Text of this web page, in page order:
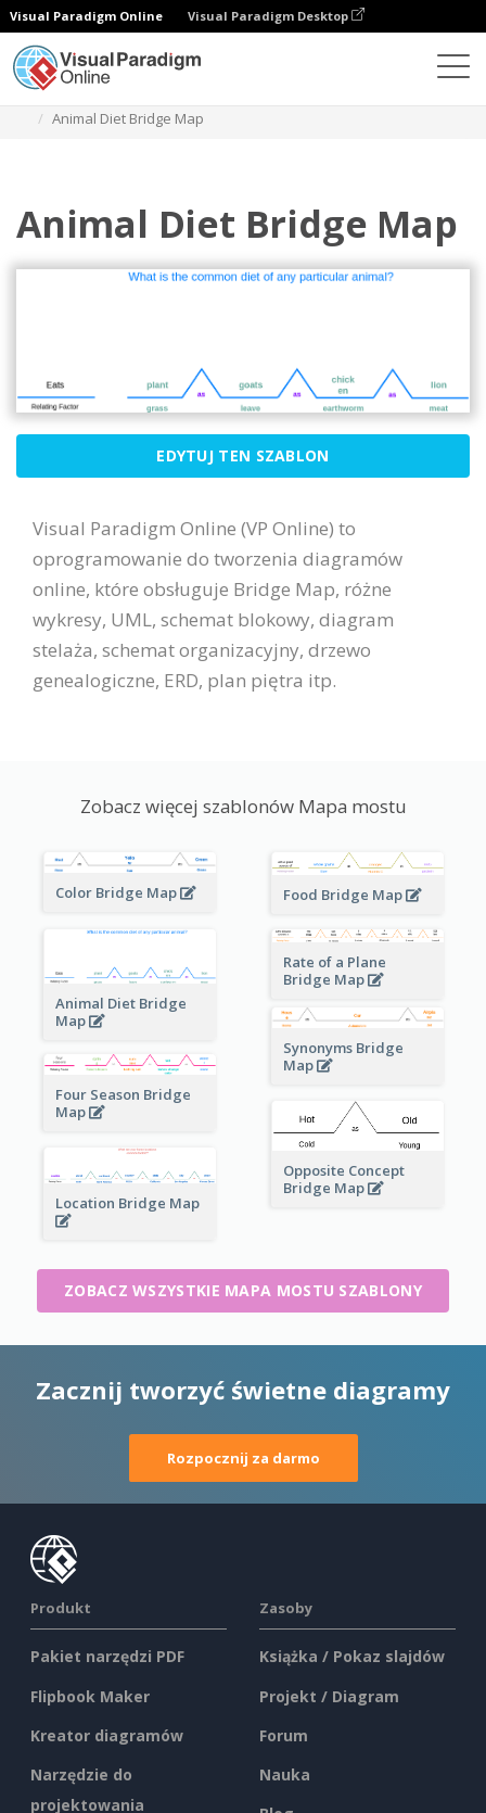
Visual Paradigm Online Visual Paradigm Desktop
Animal Diet Bridge Map
Animal Diet Bridge Map
EDYTUJ TEN SZABLON
Visual Paradigm Online (VP Online) to
oprogramowanie do tworzenia diagramów
online, które obsługuje Bridge Map, różne
wykresy, UML, schemat blokowy, diagram
stelaża, schemat organizacyjny, drzewo
genealogiczne, ERD, plan piętra itp.
Zobacz więcej szablonów Mapa mostu
Color Bridge Map Food Bridge Map
Animal Diet Bridge
Map
Rate of a Plane
Bridge Map
Synonyms Bridge
Map
Four Season Bridge
Map
Opposite Concept
Bridge Map
Location Bridge Map
ZOBACZ WSZYSTKIE MAPA MOSTU SZABLONY
Zacznij tworzyć świetne diagramy
Rozpocznij za darmo
Produkt
Pakiet narzędzi PDF
Flipbook Maker
Kreator diagramów
Narzędzie do
projektowania
Zasoby
Książka / Pokaz slajdów
Projekt / Diagram
Forum
Nauka